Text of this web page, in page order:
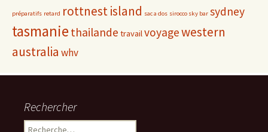
préparatifs retard rottnest island sac a dos sirocco sky bar sydney
tasmaniethailande travailvoyagewestern
australia whv
Rechercher
Rechercher :